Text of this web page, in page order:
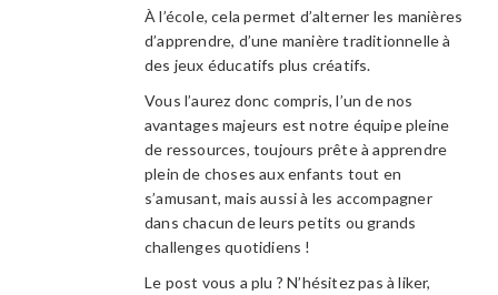
À l’école, cela permet d’alterner les manières
d’apprendre, d’une manière traditionnelle à
des jeux éducatifs plus créatifs.
Vous l’aurez donc compris, l’un de nos
avantages majeurs est notre équipe pleine
de ressources, toujours prête à apprendre
plein de choses aux enfants tout en
s’amusant, mais aussi à les accompagner
dans chacun de leurs petits ou grands
challenges quotidiens !
Le post vous a plu ? N’hésitez pas à liker,